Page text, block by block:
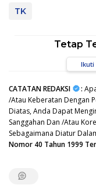
TK
Tetap
Ikuti
CATATAN REDAKSI :
/Atau Keberatan Dengan
Diatas, Anda Dapat
Sanggahan Dan /Atau
Sebagaimana Diatur
Nomor 40 Tahun 1999